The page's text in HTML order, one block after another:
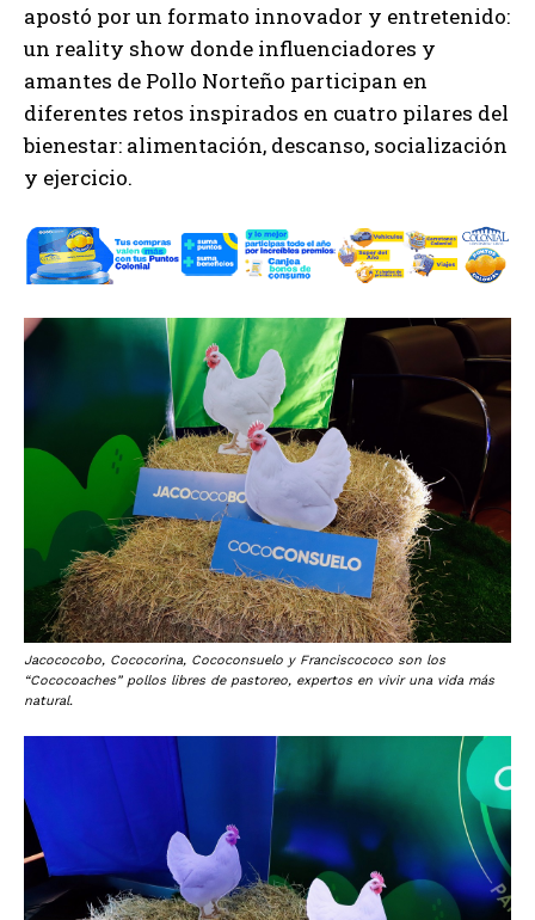
apostó por un formato innovador y entretenido:
un reality show donde influenciadores y
amantes de Pollo Norteño participan en
diferentes retos inspirados en cuatro pilares del
bienestar: alimentación, descanso, socialización
y ejercicio.
Jacococobo, Cococorina, Cococonsuelo y Franciscococo son los
“Cococoaches” pollos libres de pastoreo, expertos en vivir una vida más
natural.